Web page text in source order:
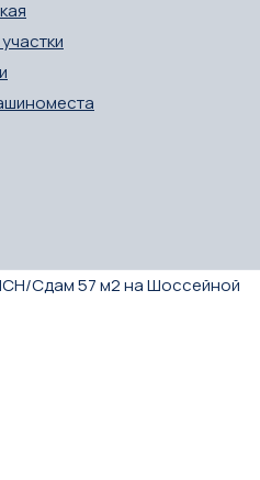
/Сдам 57 м2 на Шоссейной